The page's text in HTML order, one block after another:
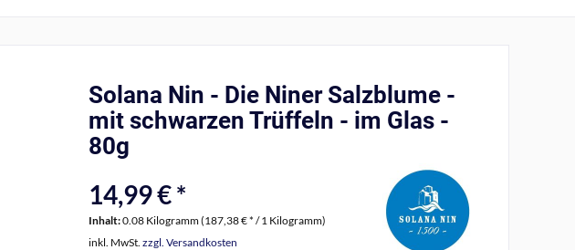
Solana Nin - Die Niner Salzblume -
mit schwarzen Trüffeln - im Glas -
80g
14,99 € *
Inhalt:0.08 Kilogramm (187,38 € * / 1 Kilogramm)
inkl. MwSt. zzgl. Versandkosten